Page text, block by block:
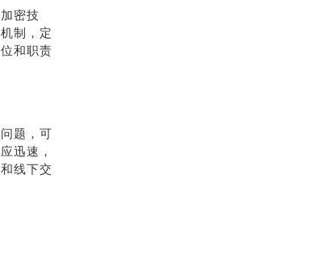
密技
制，定
和职责
题，可
迅速，
线下交